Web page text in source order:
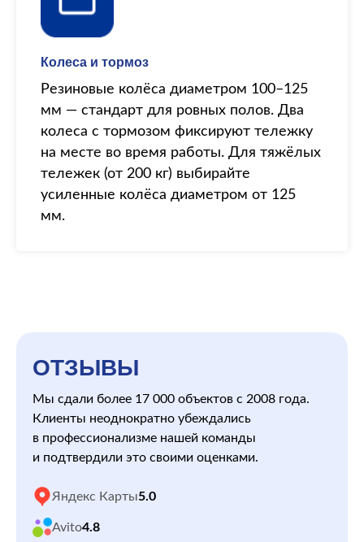
Колеса и тормоз
Резиновые колёса диаметром 100–125
мм — стандарт для ровных полов. Два
колеса с тормозом фиксируют тележку
на месте во время работы. Для тяжёлых
тележек (от 200 кг) выбирайте
усиленные колёса диаметром от 125
мм.
ОТЗЫВЫ
Мы сдали более 17 000 объектов с 2008 года.
Клиенты неоднократно убеждались
в профессионализме нашей команды
и подтвердили это своими оценками.
Яндекс Карты5.0
Avito4.8